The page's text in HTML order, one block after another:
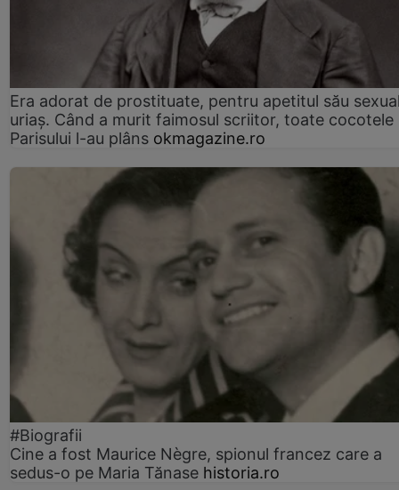
Era adorat de prostituate, pentru apetitul său
uriaș. Când a murit faimosul scriitor, toate cocotele
Parisului l-au plâns okmagazine.ro
#Biografii
Cine a fost Maurice Nègre, spionul francez care a
sedus-o pe Maria Tănase historia.ro